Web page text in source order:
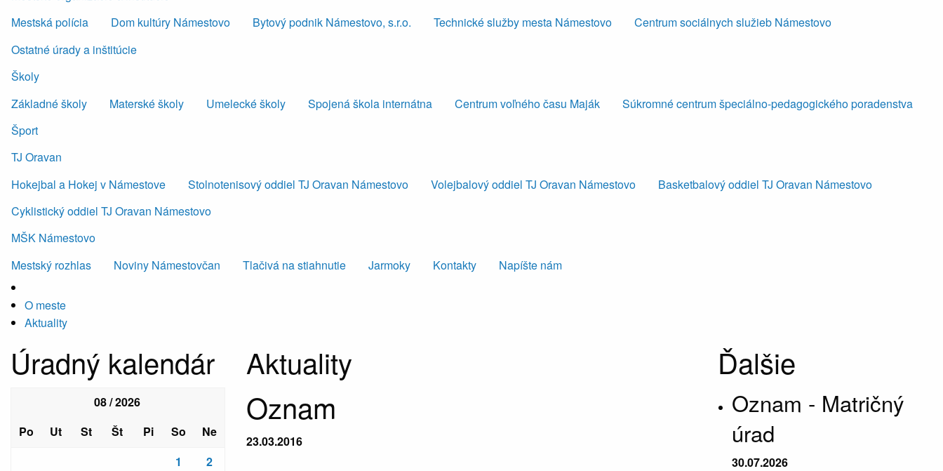
Mestská polícia
Dom kultúry Námestovo Bytový podnik Námestovo, s.r.o. Technické služby mesta Námestovo
Centrum sociálnych služieb Námestovo
Ostatné úrady a inštitúcie
Školy
Základné školy
Materské školy Umelecké školy Spojená škola internátna Centrum voľného času Maják
Súkromné centrum špeciálno-pedagogického poradenstva
Šport
TJ Oravan
Hokejbal a Hokej v Námestove
Stolnotenisový oddiel TJ Oravan Námestovo Volejbalový oddiel TJ Oravan Námestovo
Basketbalový oddiel TJ Oravan Námestovo
Cyklistický oddiel TJ Oravan Námestovo
MŠK Námestovo
Mestský rozhlas
Noviny Námestovčan Tlačivá na stiahnutie Jarmoky Kontakty Napíšte nám
O meste
Aktuality
Úradný kalendár
08 / 2026
Po
Ut St Št Pi So
Ne
1
2
Aktuality
Oznam
23.03.2016
Ďalšie
Oznam - Matričný
úrad
30.07.2026